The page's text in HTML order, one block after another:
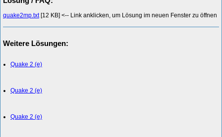
quake2mp.txt[12 KB] <-- Link anklicken, um Lösung im neuen Fenster zu öffnen
Weitere Lösungen:
Quake 2 (e)
Quake 2 (e)
Quake 2 (e)